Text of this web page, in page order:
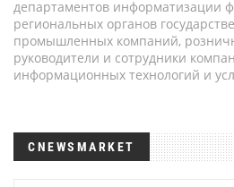
департаментов информатизации
региональных органов
промышленных компаний,
руководители и сотрудники
информационных технологий и
CNEWSMARKET